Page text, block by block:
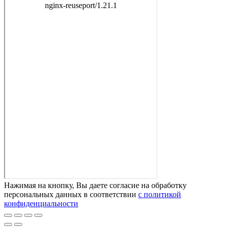
Нажимая на кнопку, Вы даете согласие на обработку
персональных данных в соответствии с политикой
конфиденциальности